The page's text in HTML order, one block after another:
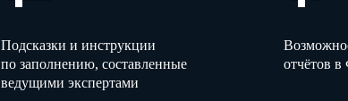
Подсказки и инструкции
по заполнению, составленные
ведущими экспертами
отчётов